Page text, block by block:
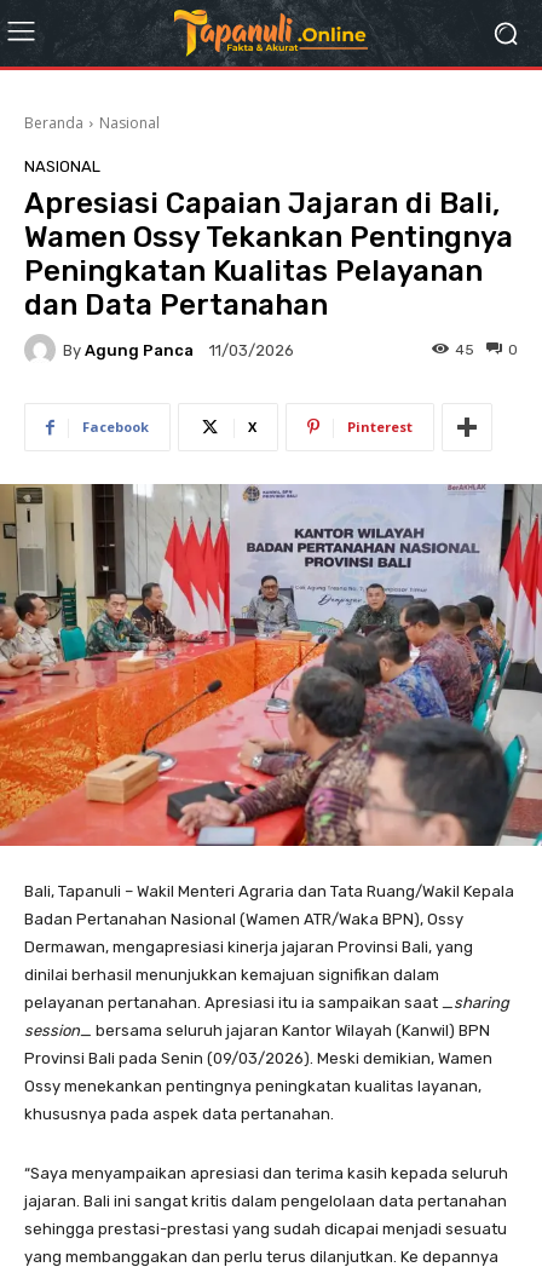
Beranda Nasional
NASIONAL
Apresiasi Capaian Jajaran di Bali,
Wamen Ossy Tekankan Pentingnya
Peningkatan Kualitas Pelayanan
dan Data Pertanahan
By Agung Panca 11/03/2026 0
45
Facebook X Pinterest
Bali, Tapanuli – Wakil Menteri Agraria dan Tata Ruang/Wakil Kepala
Badan Pertanahan Nasional (Wamen ATR/Waka BPN), Ossy
Dermawan, mengapresiasi kinerja jajaran Provinsi Bali, yang
dinilai berhasil menunjukkan kemajuan signifikan dalam
pelayanan pertanahan. Apresiasi itu ia sampaikan saat _ sharing
session _ bersama seluruh jajaran Kantor Wilayah (Kanwil) BPN
Provinsi Bali pada Senin (09/03/2026). Meski demikian, Wamen
Ossy menekankan pentingnya peningkatan kualitas layanan,
khususnya pada aspek data pertanahan.
“Saya menyampaikan apresiasi dan terima kasih kepada seluruh
jajaran. Bali ini sangat kritis dalam pengelolaan data pertanahan
sehingga prestasi-prestasi yang sudah dicapai menjadi sesuatu
yang membanggakan dan perlu terus dilanjutkan. Ke depannya